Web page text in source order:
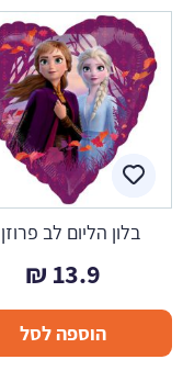
בלון הליום לב פרוזן 2
13.9
₪
הוספה לסל